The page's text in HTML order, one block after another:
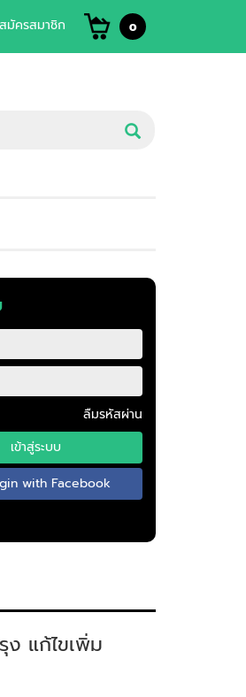
สมัครสมาชิก 0
ลืมรหัสผ่าน
เข้าสู่ระบบ
with Facebook
แก้ไขเพิ่ม